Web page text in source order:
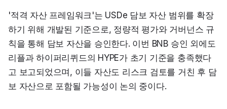
'적격 자산 프레임워크'는 USDe 담보 자산 범위를 확장
하기 위해 개발된 기준으로, 정량적 평가와 거버넌스 규
칙을 통해 담보 자산을 승인한다. 이번 BNB 승인 외에도
리플과 하이퍼리퀴드의 HYPE가 초기 기준을 충족했다
고 보고되었으며, 이들 자산도 리스크 검토를 거친 후 담
보 자산으로 포함될 가능성이 논의 중이다.